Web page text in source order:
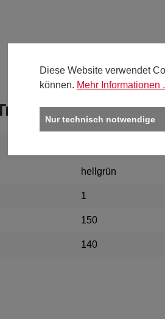
hellgrün
1
150
140
Diese Website verwendet
können. Mehr Informationen
Nur technisch notwendige